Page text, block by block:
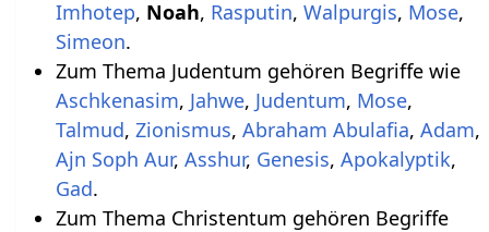
Imhotep, Noah, Rasputin, Walpurgis, Mose,
Simeon.
Zum Thema Judentum gehören Begriffe wie
Aschkenasim, Jahwe, Judentum, Mose,
Talmud, Zionismus, Abraham Abulafia, Adam,
Ajn Soph Aur, Asshur, Genesis, Apokalyptik,
Gad.
Zum Thema Christentum gehören Begriffe